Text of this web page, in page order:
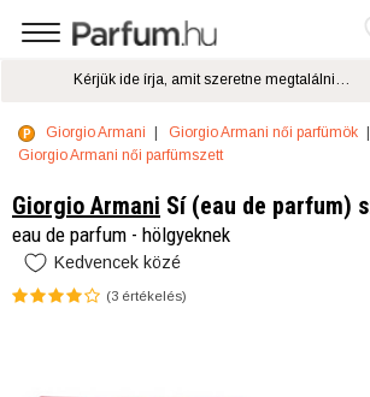
Giorgio Armani
Giorgio Armani női parfümök
Giorgio Armani női parfümszett
Giorgio Armani Sí (eau de parfum)
eau de parfum - hölgyeknek
Kedvencek közé
(3 értékelés)